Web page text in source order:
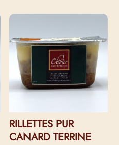
RILLETTES PUR
CANARD TERRINE